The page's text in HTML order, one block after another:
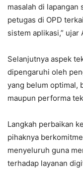
masalah di lapangan
petugas di OPD
sistem aplikasi,” ujar
‎Selanjutnya aspek
dipengaruhi oleh
yang belum optimal,
maupun performa
‎Langkah perbaikan
‎pihaknya
menyeluruh guna
terhadap layanan